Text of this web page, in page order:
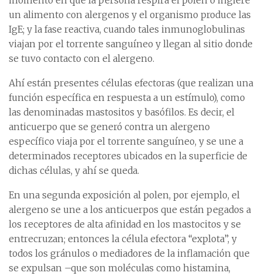
un alimento con alergenos y el organismo produce las
IgE; y la fase reactiva, cuando tales inmunoglobulinas
viajan por el torrente sanguíneo y llegan al sitio donde
se tuvo contacto con el alergeno.
Ahí están presentes células efectoras (que realizan una
función específica en respuesta a un estímulo), como
las denominadas mastositos y basófilos. Es decir, el
anticuerpo que se generó contra un alergeno
específico viaja por el torrente sanguíneo, y se une a
determinados receptores ubicados en la superficie de
dichas células, y ahí se queda.
En una segunda exposición al polen, por ejemplo, el
alergeno se une a los anticuerpos que están pegados a
los receptores de alta afinidad en los mastocitos y se
entrecruzan; entonces la célula efectora “explota”, y
todos los gránulos o mediadores de la inflamación que
se expulsan –que son moléculas como histamina,